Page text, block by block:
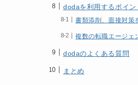
dodaを利用するポイン
書類添削、面接対策
複数の転職エージェ
dodaのよくある質問
まとめ